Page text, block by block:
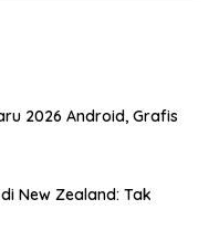
2026 Android, Grafis
New Zealand: Tak